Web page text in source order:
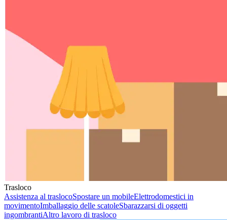
Trasloco
Assistenza al traslocoSpostare un mobileElettrodomestici in
movimentoImballaggio delle scatoleSbarazzarsi di oggetti
ingombrantiAltro lavoro di trasloco